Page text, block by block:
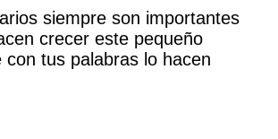
siempre son importantes
crecer este pequeño
con tus palabras lo hacen